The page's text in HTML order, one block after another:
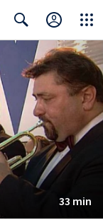
Search Close
33 min